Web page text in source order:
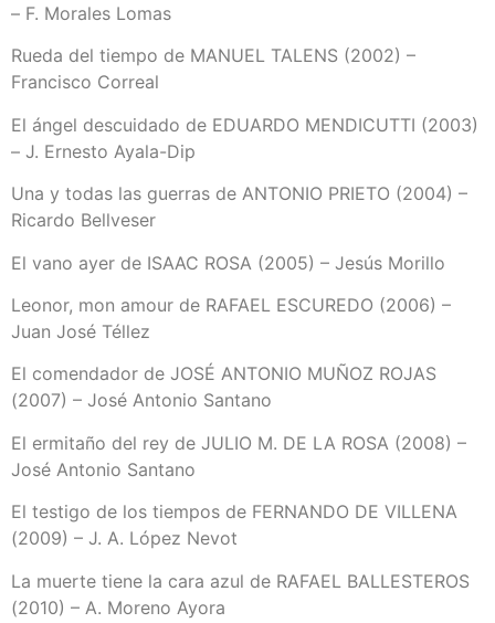
– F. Morales Lomas
Rueda del tiempo de MANUEL TALENS (2002) –
Francisco Correal
El ángel descuidado de EDUARDO MENDICUTTI (2003)
– J. Ernesto Ayala-Dip
Una y todas las guerras de ANTONIO PRIETO (2004) –
Ricardo Bellveser
El vano ayer de ISAAC ROSA (2005) – Jesús Morillo
Leonor, mon amour de RAFAEL ESCUREDO (2006) –
Juan José Téllez
El comendador de JOSÉ ANTONIO MUÑOZ ROJAS
(2007) – José Antonio Santano
El ermitaño del rey de JULIO M. DE LA ROSA (2008) –
José Antonio Santano
El testigo de los tiempos de FERNANDO DE VILLENA
(2009) – J. A. López Nevot
La muerte tiene la cara azul de RAFAEL BALLESTEROS
(2010) – A. Moreno Ayora